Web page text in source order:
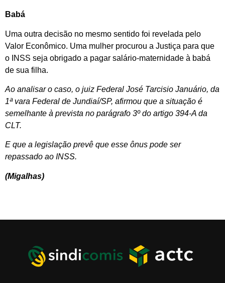
Babá
Uma outra decisão no mesmo sentido foi revelada pelo
Valor Econômico. Uma mulher procurou a Justiça para que
o INSS seja obrigado a pagar salário-maternidade à babá
de sua filha.
Ao analisar o caso, o juiz Federal José Tarcisio Januário, da
1ª vara Federal de Jundiaí/SP, afirmou que a situação é
semelhante à prevista no parágrafo 3º do artigo 394-A da
CLT.
E que a legislação prevê que esse ônus pode ser
repassado ao INSS.
(Migalhas)